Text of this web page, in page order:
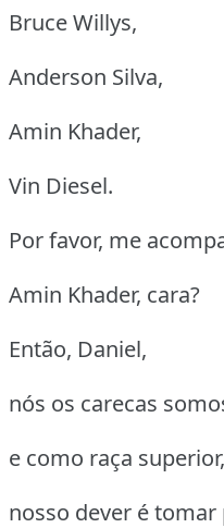
Bruce Willys,
Anderson Silva,
Amin Khader,
Vin Diesel.
Por favor, me
Amin Khader, cara?
Então, Daniel,
nós os carecas
e como raça superior,
nosso dever é tomar